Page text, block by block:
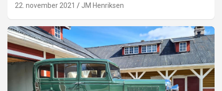
22. november 2021 JM Henriksen